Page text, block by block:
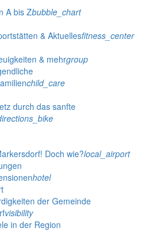
A bis Zbubble_chart
& Aktuellesfitness_center
& mehrgroup
child_care
durch das sanfte
Doch wie?local_airport
hotel
der Gemeinde
visibility
in der Region